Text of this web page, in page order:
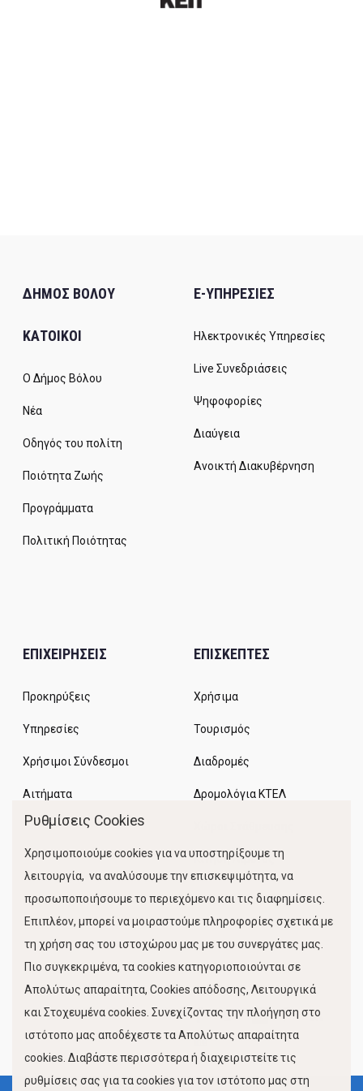
ΔΗΜΟΣ ΒΟΛΟΥ
ΚΑΤΟΙΚΟΙ
Ο Δήμος Βόλου
Νέα
Οδηγός του πολίτη
Ποιότητα Ζωής
Προγράμματα
Πολιτική Ποιότητας
E-ΥΠΗΡΕΣΙΕΣ
Ηλεκτρονικές Υπηρεσίες
Live Συνεδριάσεις
Ψηφοφορίες
Διαύγεια
Ανοικτή Διακυβέρνηση
ΕΠΙΧΕΙΡΗΣΕΙΣ
Προκηρύξεις
Υπηρεσίες
Χρήσιμοι Σύνδεσμοι
Αιτήματα
ΕΠΙΣΚΕΠΤΕΣ
Χρήσιμα
Τουρισμός
Διαδρομές
Δρομολόγια ΚΤΕΛ
Κίνηση Λιμένος
FOLLOW US
Ρυθμίσεις Cookies
Χρησιμοποιούμε cookies για να υποστηρίξουμε τη
λειτουργία, να αναλύσουμε την επισκεψιμότητα, να
προσωποποιήσουμε το περιεχόμενο και τις διαφημίσεις.
Επιπλέον, μπορεί να μοιραστούμε πληροφορίες σχετικά με
τη χρήση σας του ιστοχώρου μας με του συνεργάτες μας.
Πιο συγκεκριμένα, τα cookies κατηγοριοποιούνται σε
Απολύτως απαραίτητα, Cookies απόδοσης, Λειτουργικά
και Στοχευμένα cookies. Συνεχίζοντας την πλοήγηση στο
ιστότοπο μας αποδέχεστε τα Απολύτως απαραίτητα
cookies. Διαβάστε περισσότερα ή διαχειριστείτε τις
ρυθμίσεις σας για τα cookies για τον ιστότοπο μας στη